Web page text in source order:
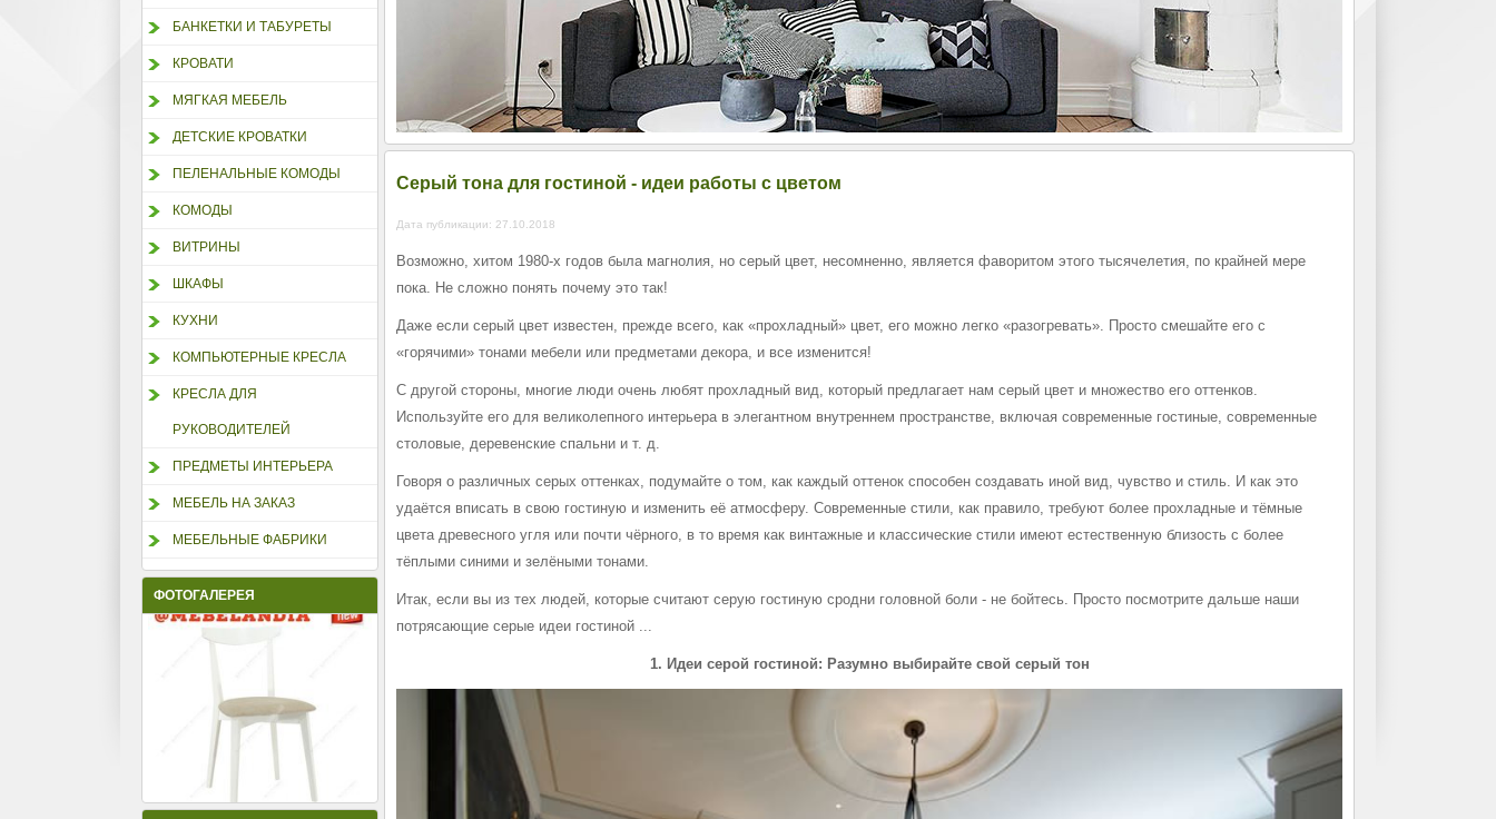
Cерый тона для гостиной - идеи работы с цветом
Дата публикации: 27.10.2018
Возможно, хитом 1980-х годов была магнолия, но серый цвет, несомненно, является фаворитом этого тысячелетия, по крайней мере
пока. Не сложно понять почему это так!
Даже если серый цвет известен, прежде всего, как «прохладный» цвет, его можно легко «разогревать». Просто смешайте его с
«горячими» тонами мебели или предметами декора, и все изменится!
С другой стороны, многие люди очень любят прохладный вид, который предлагает нам серый цвет и множество его оттенков.
Используйте его для великолепного интерьера в элегантном внутреннем пространстве, включая современные гостиные, современные
столовые, деревенские спальни и т. д.
Говоря о различных серых оттенках, подумайте о том, как каждый оттенок способен создавать иной вид, чувство и стиль. И как это
удаётся вписать в свою гостиную и изменить её атмосферу. Современные стили, как правило, требуют более прохладные и тёмные
цвета древесного угля или почти чёрного, в то время как винтажные и классические стили имеют естественную близость с более
тёплыми синими и зелёными тонами.
Итак, если вы из тех людей, которые считают серую гостиную сродни головной боли - не бойтесь. Просто посмотрите дальше наши
потрясающие серые идеи гостиной ...
1. Идеи серой гостиной: Разумно выбирайте свой серый тон
БАНКЕТКИ И ТАБУРЕТЫ
КРОВАТИ
МЯГКАЯ МЕБЕЛЬ
ДЕТСКИЕ КРОВАТКИ
ПЕЛЕНАЛЬНЫЕ КОМОДЫ
КОМОДЫ
ВИТРИНЫ
ШКАФЫ
КУХНИ
КОМПЬЮТЕРНЫЕ КРЕСЛА
КРЕСЛА ДЛЯ
РУКОВОДИТЕЛЕЙ
ПРЕДМЕТЫ ИНТЕРЬЕРА
МЕБЕЛЬ НА ЗАКАЗ
МЕБЕЛЬНЫЕ ФАБРИКИ
ФОТОГАЛЕРЕЯ